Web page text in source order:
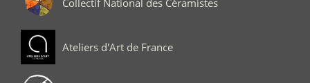
Ateliers d'Art de France